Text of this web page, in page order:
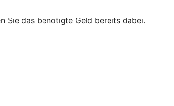
Sie das benötigte Geld bereits dabei.